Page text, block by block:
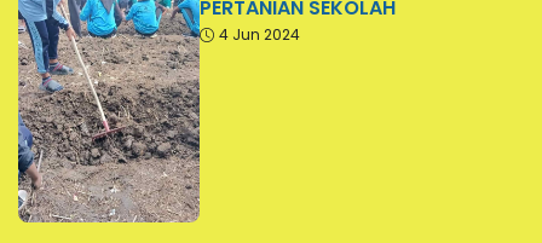
PERTANIAN SEKOLAH
4 Jun 2024